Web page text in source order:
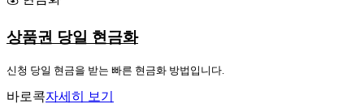
상품권 당일 현금화
신청 당일 현금을 받는 빠른 현금화 방법입니다.
바로콕자세히 보기